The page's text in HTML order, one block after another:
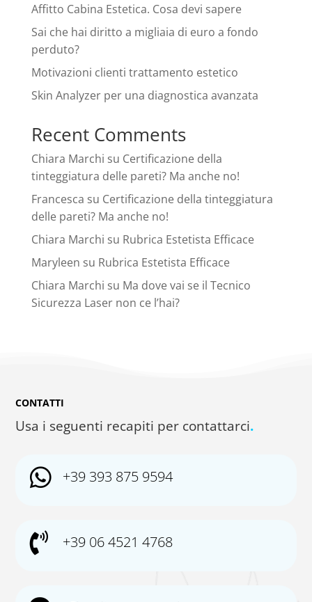
Affitto Cabina Estetica. Cosa devi sapere
Sai che hai diritto a migliaia di euro a fondo
perduto?
Motivazioni clienti trattamento estetico
Skin Analyzer per una diagnostica avanzata
Recent Comments
Chiara Marchi su Certificazione della
tinteggiatura delle pareti? Ma anche no!
Francesca su Certificazione della tinteggiatura
delle pareti? Ma anche no!
Chiara Marchi su Rubrica Estetista Efficace
Maryleen su Rubrica Estetista Efficace
Chiara Marchi su Ma dove vai se il Tecnico
Sicurezza Laser non ce l’hai?
CONTATTI
Usa i seguenti recapiti per contattarci.
 +39 393 875 9594
 +39 06 4521 4768